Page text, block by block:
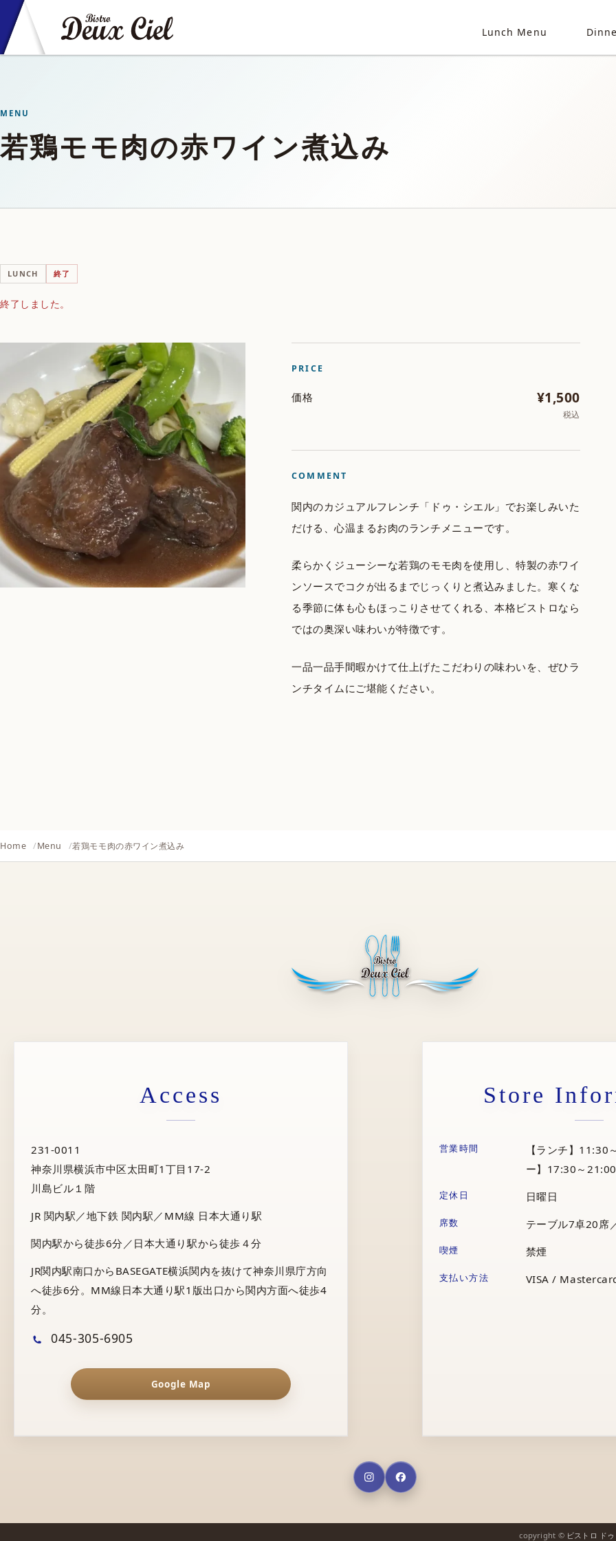
Lunch Menu
MENU
若鶏モモ肉の赤ワイン煮込み
LUNCH 終了
終了しました。
PRICE
価格 ¥1,500
税込
COMMENT
関内のカジュアルフレンチ「ドゥ・シエル」でお楽しみいた
だける、心温まるお肉のランチメニューです。
柔らかくジューシーな若鶏のモモ肉を使用し、特製の赤ワイ
ンソースでコクが出るまでじっくりと煮込みました。寒くな
る季節に体も心もほっこりさせてくれる、本格ビストロなら
ではの奥深い味わいが特徴です。
一品一品手間暇かけて仕上げたこだわりの味わいを、ぜひラ
ンチタイムにご堪能ください。
Home Menu 若鶏モモ肉の赤ワイン煮込み
Access
231-0011
神奈川県横浜市中区太田町1丁目17-2
川島ビル１階
JR 関内駅／地下鉄 関内駅／MM線 日本大通り駅
関内駅から徒歩6分／日本大通り駅から徒歩４分
JR関内駅南口からBASEGATE横浜関内を抜けて神奈川県庁方向
へ徒歩6分。MM線日本大通り駅1版出口から関内方面へ徒歩4
分。
045-305-6905
Google Map
Store
営業時間
【ランチ】11:30
ー】17:30～
定休日 日曜日
席数 テーブル7卓20席
喫煙 禁煙
支払い方法 VISA /
copyright © ビストロ ド